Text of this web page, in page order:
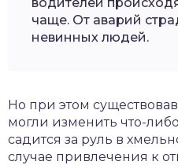
чаще. От аварий
невинных людей.
Но при этом
могли изменить что-
садится за руль в
случае привлечения к